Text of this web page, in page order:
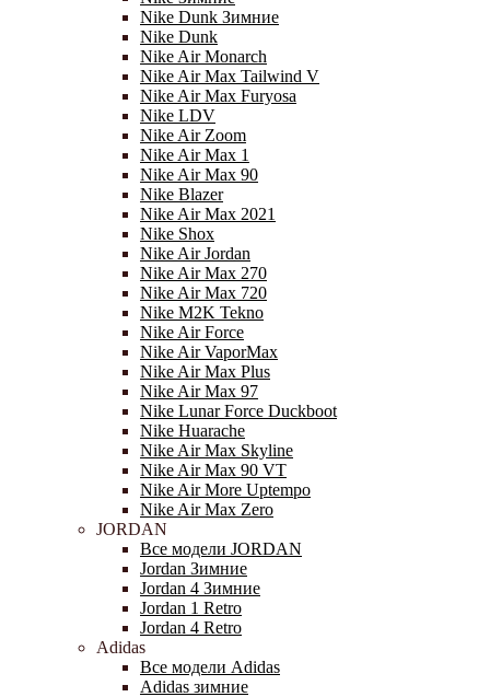
Nike Dunk Зимние
Nike Dunk
Nike Air Monarch
Nike Air Max Tailwind V
Nike Air Max Furyosa
Nike LDV
Nike Air Zoom
Nike Air Max 1
Nike Air Max 90
Nike Blazer
Nike Air Max 2021
Nike Shox
Nike Air Jordan
Nike Air Max 270
Nike Air Max 720
Nike M2K Tekno
Nike Air Force
Nike Air VaporMax
Nike Air Max Plus
Nike Air Max 97
Nike Lunar Force Duckboot
Nike Huarache
Nike Air Max Skyline
Nike Air Max 90 VT
Nike Air More Uptempo
Nike Air Max Zero
JORDAN
Все модели JORDAN
Jordan Зимние
Jordan 4 Зимние
Jordan 1 Retro
Jordan 4 Retro
Adidas
Все модели Adidas
Adidas зимние